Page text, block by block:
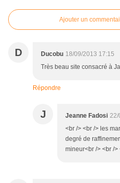
Ajouter un
D Ducobu 18/09/2013 17:15
Très beau site consacré à
Répondre
J Jeanne Fadosi 22/
<br /> <br /> les
degré de
mineur<br /> <br />